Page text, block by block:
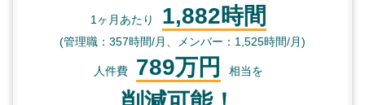
1ヶ月あたり 1,882時間
(管理職：357時間/月、メンバー：1,525時間/月)
人件費 789万円 相当を